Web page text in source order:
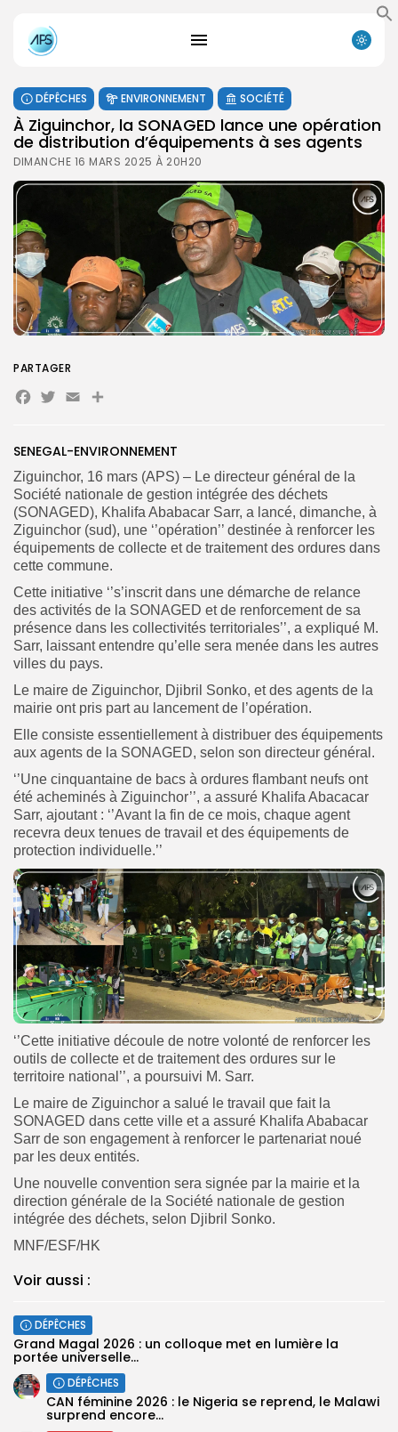
Search
Button
FR
DÉPÊCHES ENVIRONNEMENT SOCIÉTÉ
À Ziguinchor, la SONAGED lance une opération
de distribution d’équipements à ses agents
DIMANCHE 16 MARS 2025 À 20H20
SENEGAL-ENVIRONNEMENT
Ziguinchor, 16 mars (APS) – Le directeur général de la
Société nationale de gestion intégrée des déchets
(SONAGED), Khalifa Ababacar Sarr, a lancé, dimanche, à
Ziguinchor (sud), une ‘’opération’’ destinée à renforcer les
équipements de collecte et de traitement des ordures dans
cette commune.
Cette initiative ‘’s’inscrit dans une démarche de relance
des activités de la SONAGED et de renforcement de sa
présence dans les collectivités territoriales’’, a expliqué M.
Sarr, laissant entendre qu’elle sera menée dans les autres
villes du pays.
Le maire de Ziguinchor, Djibril Sonko, et des agents de la
mairie ont pris part au lancement de l’opération.
Elle consiste essentiellement à distribuer des équipements
aux agents de la SONAGED, selon son directeur général.
‘’Une cinquantaine de bacs à ordures flambant neufs ont
été acheminés à Ziguinchor’’, a assuré Khalifa Abacacar
Sarr, ajoutant : ‘’Avant la fin de ce mois, chaque agent
recevra deux tenues de travail et des équipements de
protection individuelle.’’
‘’Cette initiative découle de notre volonté de renforcer les
outils de collecte et de traitement des ordures sur le
territoire national’’, a poursuivi M. Sarr.
Le maire de Ziguinchor a salué le travail que fait la
SONAGED dans cette ville et a assuré Khalifa Ababacar
Sarr de son engagement à renforcer le partenariat noué
par les deux entités.
Une nouvelle convention sera signée par la mairie et la
direction générale de la Société nationale de gestion
intégrée des déchets, selon Djibril Sonko.
MNF/ESF/HK
Voir aussi :
DÉPÊCHES
Grand Magal 2026 : un colloque met en lumière la
portée universelle...
DÉPÊCHES
‎CAN féminine 2026 : le Nigeria se reprend, le Malawi
surprend encore...
PARTAGER
Facebook
Twitter
EmailPartager